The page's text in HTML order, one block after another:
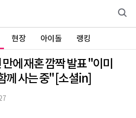
현장 아이돌 랭킹
에 재혼 깜짝 발표 "이미
께 사는 중" [소셜in]